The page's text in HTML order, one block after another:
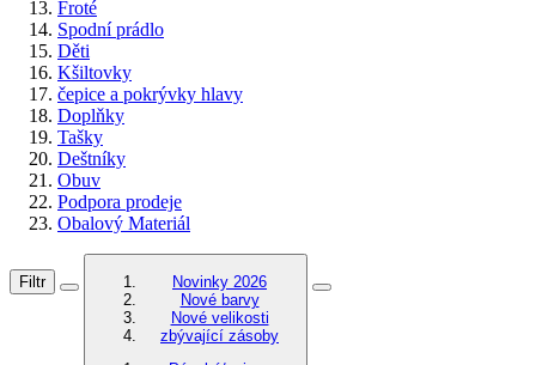
Froté
Spodní prádlo
Děti
Kšiltovky
čepice a pokrývky hlavy
Doplňky
Tašky
Deštníky
Obuv
Podpora prodeje
Obalový Materiál
Filtr
Novinky 2026
Nové barvy
Nové velikosti
zbývající zásoby